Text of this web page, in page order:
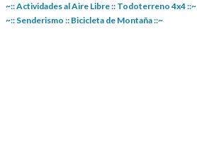
~:: Actividades al Aire Libre :: Todoterreno 4x4 ::~
~:: Senderismo :: Bicicleta de Montaña ::~